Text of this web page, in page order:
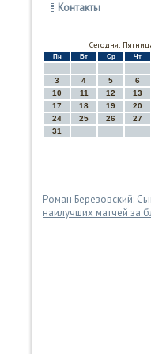
Контакты
Сегодня:
Пн Вт Ср Чт
3
4 5 6
10
11 12 13
17
18 19 20
24
25 26 27
31
Роман Березовский:
наилучших матчей за